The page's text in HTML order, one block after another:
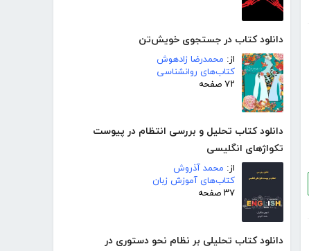
دانلود کتاب در جستجوی خویش‌تن
از: محمدرضا زادهوش
کتاب‌های روانشناسی
۷۲ صفحه
دانلود کتاب تحلیل و بررسی انتظام در پیوست
تکواژهای انگلیسی
از: محمد آذروش
کتاب‌های آموزش زبان
۳۷ صفحه
دانلود کتاب تحلیلی بر نظام نحو دستوری در